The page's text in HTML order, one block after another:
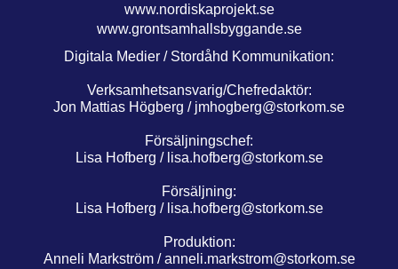
www.nordiskaprojekt.se
www.grontsamhallsbyggande.se
Digitala Medier / Stordåhd Kommunikation:
Verksamhetsansvarig/Chefredaktör:
Jon Mattias Högberg / jmhogberg@storkom.se
Försäljningschef:
Lisa Hofberg / lisa.hofberg@storkom.se
Försäljning:
Lisa Hofberg / lisa.hofberg@storkom.se
Produktion:
Anneli Markström /anneli.markstrom@storkom.se